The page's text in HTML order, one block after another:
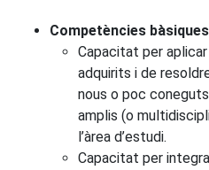
Competències bàsiques
Capacitat per
adquirits i de
nous o poc
amplis (o
l’àrea d’estudi.
Capacitat per